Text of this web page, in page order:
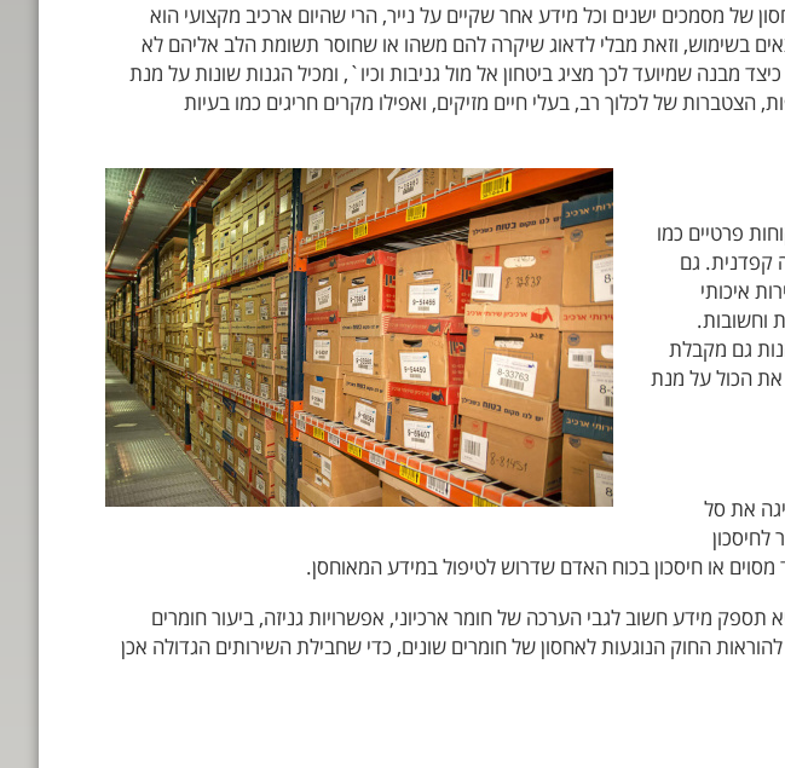
של מסמכים ישנים וכל מידע אחר שקיים על נייר, הרי שהיום ארכיב מקצועי הוא
בשימוש, וזאת מבלי לדאוג שיקרה להם משהו או שחוסר תשומת הלב אליהם לא
שמיועד לכך מציג ביטחון אל מול גניבות וכיו`, ומכיל הגנות שונות על מנת
הצטברות של לכלוך רב, בעלי חיים מזיקים, ואפילו מקרים חריגים כמו בעיות
פרטיים כמו
קפדנית. גם
איכותי
וחשובות.
גם מקבלת
את הכול על מנת
את סל
לחיסכון
או חיסכון בכוח האדם שדרוש לטיפול במידע המאוחסן.
תספק מידע חשוב לגבי הערכה של חומר ארכיוני, אפשרויות גניזה, ביעור חומרים
החוק הנוגעות לאחסון של חומרים שונים, כדי שחבילת השירותים הגדולה אכן